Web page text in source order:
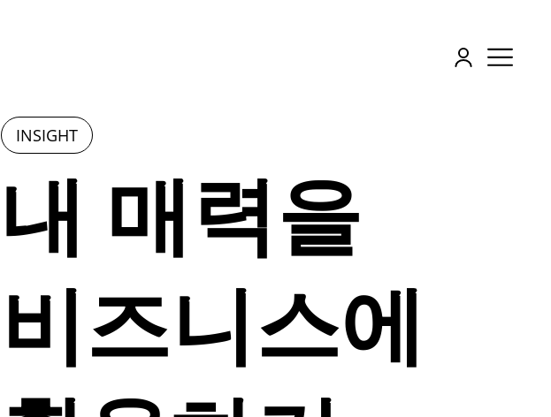
INSIGHT
내 매력을
비즈니스에